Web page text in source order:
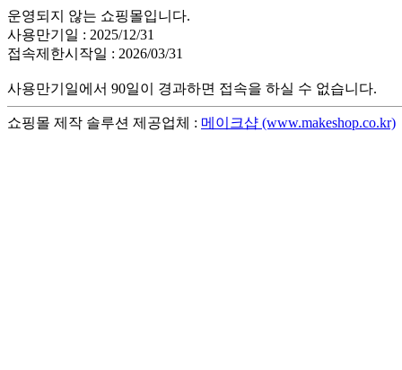
운영되지 않는 쇼핑몰입니다.
사용만기일 : 2025/12/31
접속제한시작일 : 2026/03/31
사용만기일에서 90일이 경과하면 접속을 하실 수 없습니다.
쇼핑몰 제작 솔루션 제공업체 : 메이크샵 (www.makeshop.co.kr)